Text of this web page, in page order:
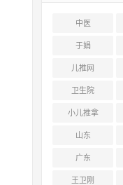
中医
于娟
儿推网
卫生院
小儿推拿
山东
广东
王卫刚